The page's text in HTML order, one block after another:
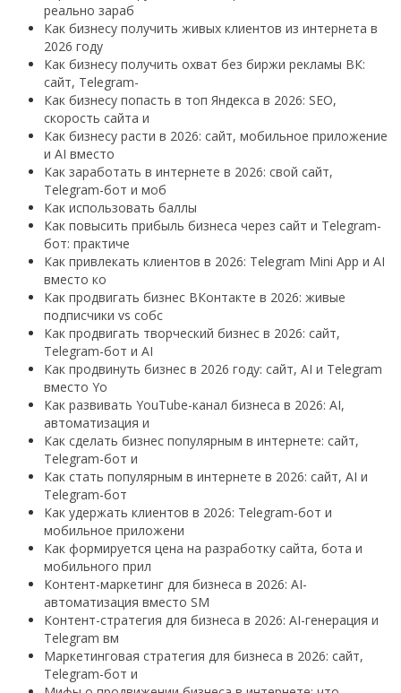
реально зараб
Как бизнесу получить живых клиентов из интернета в
2026 году
Как бизнесу получить охват без биржи рекламы ВК:
сайт, Telegram-
Как бизнесу попасть в топ Яндекса в 2026: SEO,
скорость сайта и
Как бизнесу расти в 2026: сайт, мобильное приложение
и AI вместо
Как заработать в интернете в 2026: свой сайт,
Telegram-бот и моб
Как использовать баллы
Как повысить прибыль бизнеса через сайт и Telegram-
бот: практиче
Как привлекать клиентов в 2026: Telegram Mini App и AI
вместо ко
Как продвигать бизнес ВКонтакте в 2026: живые
подписчики vs собс
Как продвигать творческий бизнес в 2026: сайт,
Telegram-бот и AI
Как продвинуть бизнес в 2026 году: сайт, AI и Telegram
вместо Yo
Как развивать YouTube-канал бизнеса в 2026: AI,
автоматизация и
Как сделать бизнес популярным в интернете: сайт,
Telegram-бот и
Как стать популярным в интернете в 2026: сайт, AI и
Telegram-бот
Как удержать клиентов в 2026: Telegram-бот и
мобильное приложени
Как формируется цена на разработку сайта, бота и
мобильного прил
Контент-маркетинг для бизнеса в 2026: AI-
автоматизация вместо SM
Контент-стратегия для бизнеса в 2026: AI-генерация и
Telegram вм
Маркетинговая стратегия для бизнеса в 2026: сайт,
Telegram-бот и